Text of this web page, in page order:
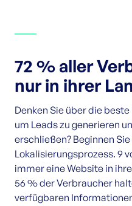
72 % aller
nur in ihrer
Denken Sie über die
um Leads zu generieren
erschließen? Beginnen
Lokalisierungsprozess. 9
immer eine Website in
56 % der Verbraucher
verfügbaren